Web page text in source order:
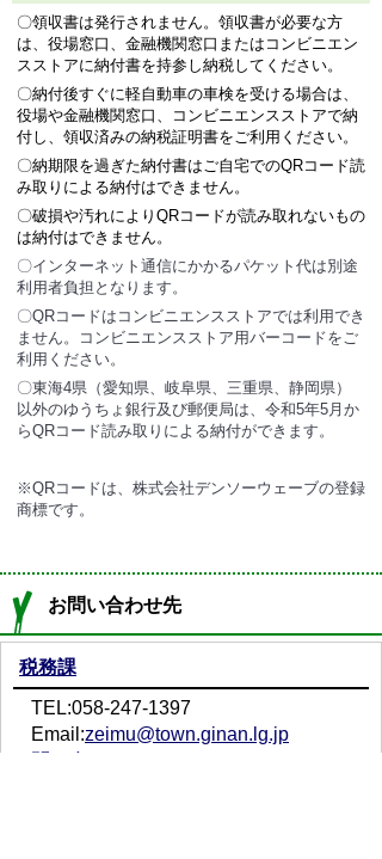
〇領収書は発行されません。領収書が必要な方
は、役場窓口、金融機関窓口またはコンビニエン
スストアに納付書を持参し納税してください。
〇納付後すぐに軽自動車の車検を受ける場合は、
役場や金融機関窓口、コンビニエンスストアで納
付し、領収済みの納税証明書をご利用ください。
〇納期限を過ぎた納付書はご自宅でのQRコード読
み取りによる納付はできません。
〇破損や汚れによりQRコードが読み取れないもの
は納付はできません。
〇インターネット通信にかかるパケット代は別途
利用者負担となります。
〇QRコードはコンビニエンスストアでは利用でき
ません。コンビニエンスストア用バーコードをご
利用ください。
〇東海4県（愛知県、岐阜県、三重県、静岡県）
以外のゆうちょ銀行及び郵便局は、令和5年5月か
らQRコード読み取りによる納付ができます。
※QRコードは、株式会社デンソーウェーブの登録
商標です。
お問い合わせ先
税務課
TEL:058-247-1397
Email:zeimu@town.ginan.lg.jp